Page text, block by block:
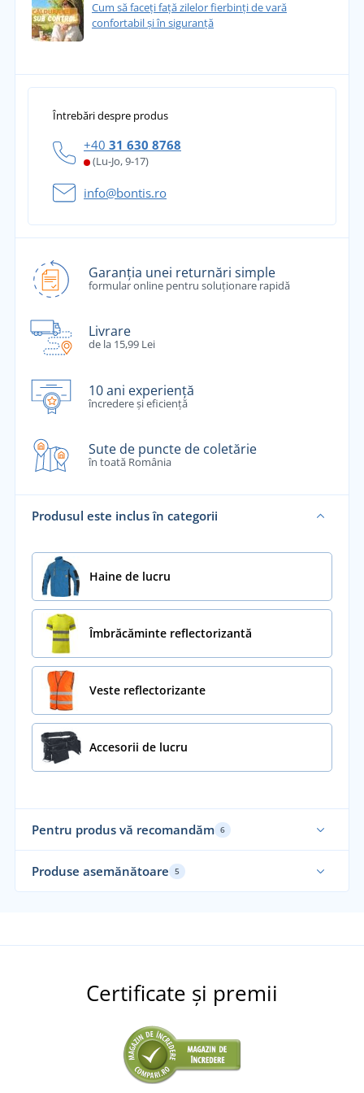
Cum să faceți față zilelor fierbinți de vară
confortabil și în siguranță
Întrebări despre produs
+40 31 630 8768
(Lu-Jo, 9-17)
info@bontis.ro
Garanția unei returnări simple
formular online pentru soluționare rapidă
Livrare
de la 15,99 Lei
10 ani experiență
încredere și eficiență
Sute de puncte de coletărie
în toată România
Produsul este inclus în categorii
Haine de lucru
Îmbrăcăminte reflectorizantă
Veste reflectorizante
Accesorii de lucru
Pentru produs vă recomandăm 6
Produse asemănătoare 5
Certificate și premii